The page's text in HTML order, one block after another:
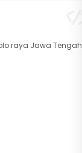
raya Jawa Tengah